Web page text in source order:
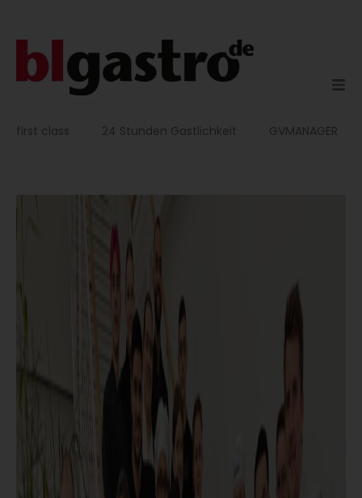
first class 24 Stunden Gastlichkeit GVMANAGER